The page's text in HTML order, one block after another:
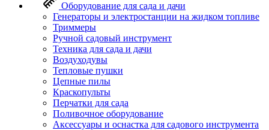
Оборудование для сада и дачи
Генераторы и электростанции на жидком топливе
Триммеры
Ручной садовый инструмент
Техника для сада и дачи
Воздуходувы
Тепловые пушки
Цепные пилы
Краскопульты
Перчатки для сада
Поливочное оборудование
Аксессуары и оснастка для садового инструмента